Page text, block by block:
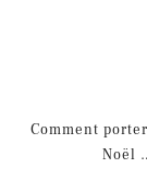
Comment
Noël